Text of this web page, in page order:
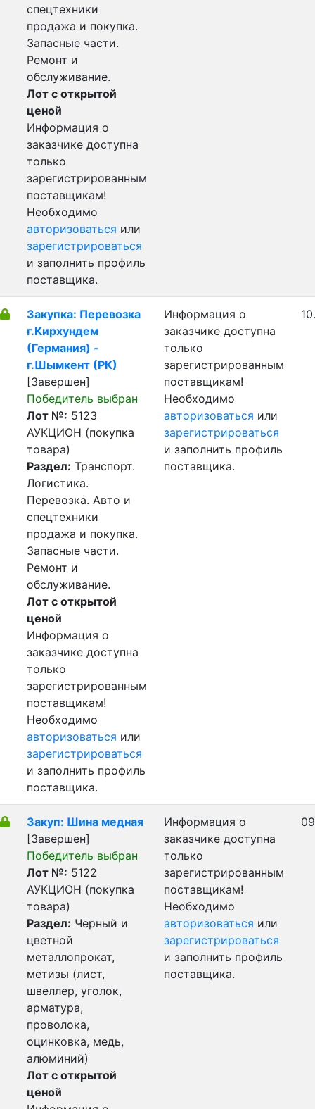
спецтехники
продажа и покупка.
Запасные части.
Ремонт и
обслуживание.
Лот с открытой
ценой
Информация о
заказчике доступна
только
зарегистрированным
поставщикам!
Необходимо
авторизоваться или
зарегистрироваться
и заполнить профиль
поставщика.
Закупка: Перевозка
г.Кирхундем
(Германия) -
г.Шымкент (РК)
[Завершен]
Победитель выбран
Лот №: 5123
АУКЦИОН (покупка
товара)
Раздел: Транспорт.
Логистика.
Перевозка. Авто и
спецтехники
продажа и покупка.
Запасные части.
Ремонт и
обслуживание.
Лот с открытой
ценой
Информация о
заказчике доступна
только
зарегистрированным
поставщикам!
Необходимо
авторизоваться или
зарегистрироваться
и заполнить профиль
поставщика.
Информация о
заказчике доступна
только
зарегистрированным
поставщикам!
Необходимо
авторизоваться или
зарегистрироваться
и заполнить профиль
поставщика.
Закуп: Шина медная
[Завершен]
Победитель выбран
Лот №: 5122
АУКЦИОН (покупка
товара)
Раздел: Черный и
цветной
металлопрокат,
метизы (лист,
швеллер, уголок,
арматура,
проволока,
оцинковка, медь,
алюминий)
Лот с открытой
ценой
Информация о
заказчике доступна
только
зарегистрированным
поставщикам!
Необходимо
авторизоваться или
зарегистрироваться
и заполнить профиль
поставщика.